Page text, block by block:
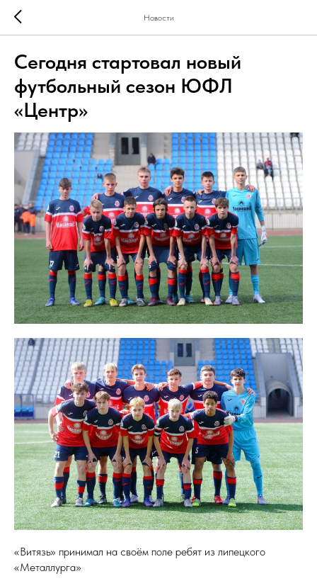
Новости
Сегодня стартовал новый
футбольный сезон ЮФЛ
«Центр»
«Витязь» принимал на своём поле ребят из липецкого
«Металлурга»